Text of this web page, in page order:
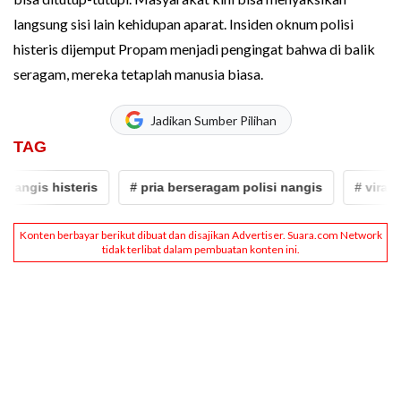
langsung sisi lain kehidupan aparat. Insiden oknum polisi
histeris dijemput Propam menjadi pengingat bahwa di balik
seragam, mereka tetaplah manusia biasa.
Jadikan Sumber Pilihan
TAG
histeris # pria berseragam polisi nangis # viral